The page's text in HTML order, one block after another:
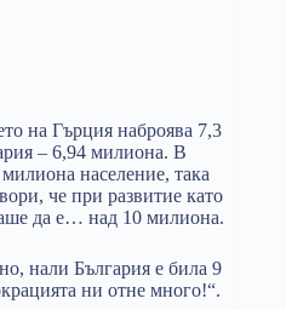
на Гърция наброява 7,3
– 6,94 милиона. В
население, така
че при развитие като
да е… над 10 милиона.
нали България е била 9
ни отне много!“.